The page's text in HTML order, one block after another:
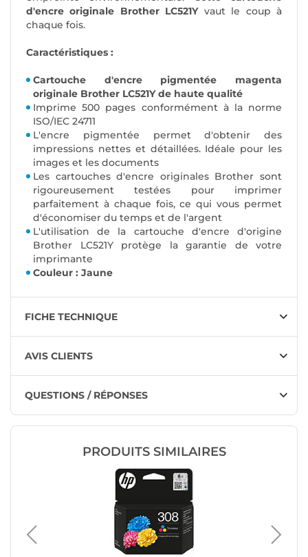
d'encre originale Brother LC521Yvaut le coup à
chaque fois.
Caractéristiques :
Cartouche d'encre pigmentée magenta
originale Brother LC521Y de haute qualité
Imprime 500 pages conformément à la norme
ISO/IEC 24711
L'encre pigmentée permet d'obtenir des
impressions nettes et détaillées. Idéale pour les
images et les documents
Les cartouches d'encre originales Brother sont
rigoureusement testées pour imprimer
parfaitement à chaque fois, ce qui vous permet
d'économiser du temps et de l'argent
L'utilisation de la cartouche d'encre d'origine
Brother LC521Y protège la garantie de votre
imprimante
Couleur : Jaune
FICHE TECHNIQUE
AVIS CLIENTS
QUESTIONS / RÉPONSES
PRODUITS SIMILAIRES